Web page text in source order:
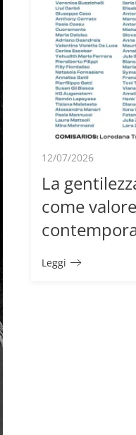
12/07/2026
La
come
Leggi